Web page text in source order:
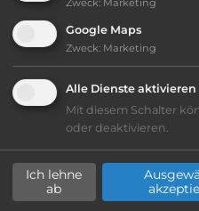
Klassifizierung:
Platzeinrichtung:
Geräuschkulisse:
Zweck: Marketing
Google Maps
Zweck: Marketing
Alle Dienste
Mit diesem Schalter
oder deaktivieren.
Ich lehne
ab